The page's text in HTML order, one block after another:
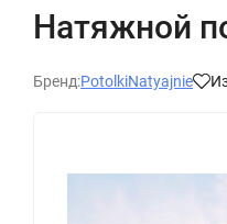
Натяжной
Бренд:PotolkiNatyajnie